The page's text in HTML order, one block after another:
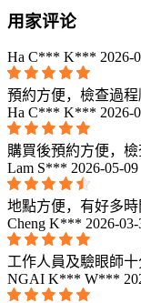
用家评论
Ha C*** K*** 2026-
預約方便，檢查過程
Ha C*** K*** 2026-
購買後預約方便，檢
Lam S*** 2026-05-09
地點方便，有好多
Cheng K*** 2026-03-
工作人員及驗眼師十
NGAI K*** W***